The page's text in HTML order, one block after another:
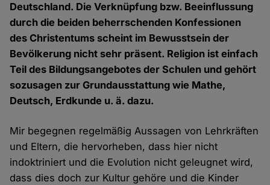
Deutschland. Die Verknüpfung bzw. Beeinflussung
durch die beiden beherrschenden Konfessionen
des Christentums scheint im Bewusstsein der
Bevölkerung nicht sehr präsent. Religion ist einfach
Teil des Bildungsangebotes der Schulen und gehört
sozusagen zur Grundausstattung wie Mathe,
Deutsch, Erdkunde u. ä. dazu.
Mir begegnen regelmäßig Aussagen von Lehrkräften
und Eltern, die hervorheben, dass hier nicht
indoktriniert und die Evolution nicht geleugnet wird,
dass dies doch zur Kultur gehöre und die Kinder